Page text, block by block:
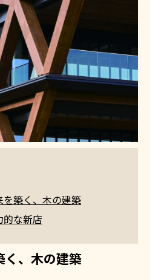
築く、木の建築
的な新店
く、木の建築